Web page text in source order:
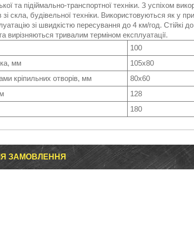
та підіймально-транспортної техніки. З успіхом
зі скла, будівельної техніки. Використовуються як у
зі швидкістю пересування до 4 км/год. Стійкі
вирізняються тривалим терміном експлуатації.
100
мм
105x80
кріпильних отворів, мм
80х60
128
180
ЗАМОВЛЕННЯ